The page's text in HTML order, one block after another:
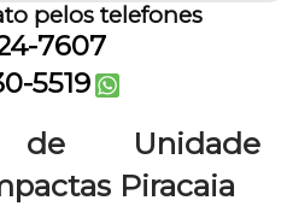
pelos telefones
7607
5519
de Unidade
Piracaia